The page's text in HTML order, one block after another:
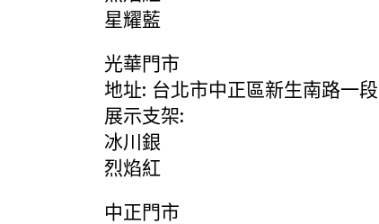
星耀藍
光華門市
地址: 台北市中正區新生南路一
展示支架:
冰川銀
烈焰紅
中正門市